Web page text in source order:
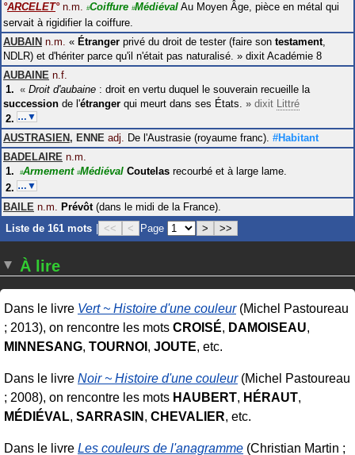
°ARCELET° n.m. #Coiffure #Médiéval Au Moyen Âge, pièce en métal qui
servait à rigidifier la coiffure.
AUBAIN n.m. « Étranger privé du droit de tester (faire son testament,
NDLR) et d'hériter parce qu'il n'était pas naturalisé. » dixit Académie 8
AUBAINE n.f.
« Droit d'aubaine : droit en vertu duquel le souverain recueille la
succession de l'étranger qui meurt dans ses États. » dixit Littré
…▼
AUSTRASIEN , ENNE adj. De l'Austrasie (royaume franc). #Habitant
BADELAIRE n.m.
#Armement #Médiéval Coutelas recourbé et à large lame.
…▼
BAILE n.m. Prévôt(dans le midi de la France).
Liste de 161 mots
<< < Page > >>
À lire
Dans le livre Vert ~ Histoire d'une couleur(Michel Pastoureau
; 2013), on rencontre les mots CROISÉ, DAMOISEAU,
MINNESANG, TOURNOI , JOUTE, etc.
Dans le livre Noir ~ Histoire d'une couleur(Michel Pastoureau
; 2008), on rencontre les mots HAUBERT, HÉRAUT,
MÉDIÉVAL, SARRASIN , CHEVALIER, etc.
Dans le livre Les couleurs de l'anagramme (Christian Martin ;